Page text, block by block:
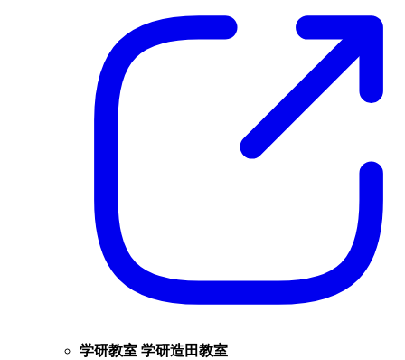
学研教室 学研造田教室